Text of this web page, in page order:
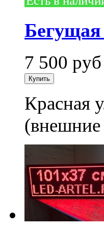
Бегущая
7 500 руб
Красная